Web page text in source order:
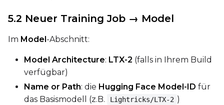
Seed
5.2 Neuer Training Job → Model
Im Model-Abschnitt:
Model Architecture: LTX-2 (falls in Ihrem Build
verfügbar)
Name or Path: die Hugging Face Model-ID für
das Basismodell (z.B.
Lightricks/LTX-2 )